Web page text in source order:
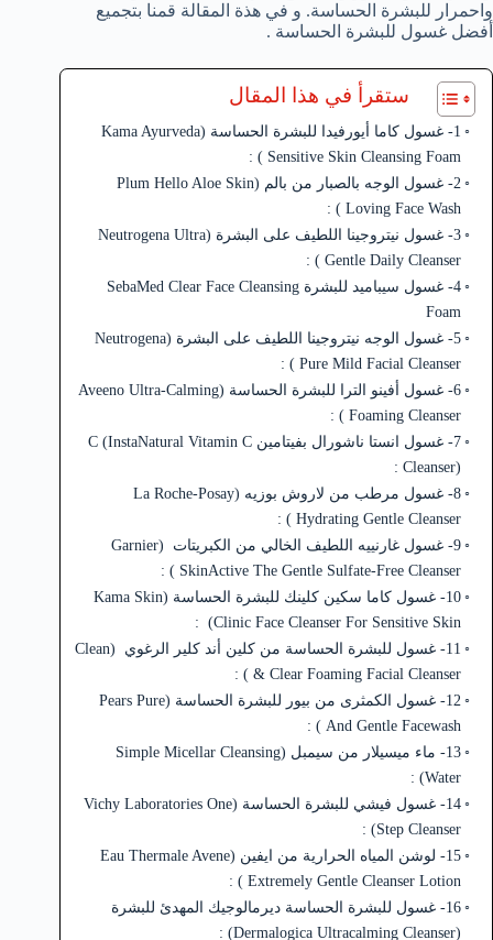
واحمرار للبشرة الحساسة. و في هذة المقالة قمنا بتجميع
أفضل غسول للبشرة الحساسة .
ستقرأ في هذا المقال
1- غسول كاما أيورفيدا للبشرة الحساسة (Kama Ayurveda
Sensitive Skin Cleansing Foam ) :
2- غسول الوجه بالصبار من بالم (Plum Hello Aloe Skin
Loving Face Wash ) :
3- غسول نيتروجينا اللطيف على البشرة (Neutrogena Ultra
Gentle Daily Cleanser ) :
4- غسول سيباميد للبشرة SebaMed Clear Face Cleansing
Foam
5- غسول الوجه نيتروجينا اللطيف على البشرة (Neutrogena
Pure Mild Facial Cleanser ) :
6- غسول أفينو الترا للبشرة الحساسة (Aveeno Ultra-Calming
Foaming Cleanser ) :
7- غسول انستا ناشورال بفيتامين C (InstaNatural Vitamin C
Cleanser) :
8- غسول مرطب من لاروش بوزيه (La Roche-Posay
Hydrating Gentle Cleanser ) :
9- غسول غارنييه اللطيف الخالي من الكبريتات (Garnier
SkinActive The Gentle Sulfate-Free Cleanser ) :
10- غسول كاما سكين كلينك للبشرة الحساسة (Kama Skin
Clinic Face Cleanser For Sensitive Skin) :
11- غسول للبشرة الحساسة من كلين أند كلير الرغوي (Clean
& Clear Foaming Facial Cleanser ) :
12- غسول الكمثرى من بيور للبشرة الحساسة (Pears Pure
And Gentle Facewash ) :
13- ماء ميسيلار من سيمبل (Simple Micellar Cleansing
Water) :
14- غسول فيشي للبشرة الحساسة (Vichy Laboratories One
Step Cleanser) :
15- لوشن المياه الحرارية من ايفين (Eau Thermale Avene
Extremely Gentle Cleanser Lotion ) :
16- غسول للبشرة الحساسة ديرمالوجيك المهدئ للبشرة
(Dermalogica Ultracalming Cleanser) :